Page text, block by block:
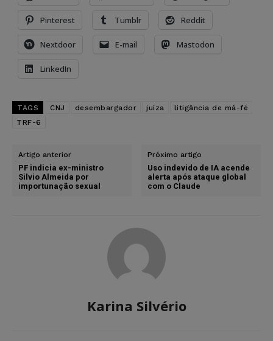
Pinterest Tumblr Reddit
Nextdoor E-mail Mastodon
LinkedIn
TAGS CNJ desembargador juíza
litigância de má-fé
TRF-6
Artigo anterior
PF indicia ex-ministro
Silvio Almeida por
importunação sexual
Próximo artigo
Uso indevido de IA acende
alerta após ataque global
com o Claude
Karina Silvério